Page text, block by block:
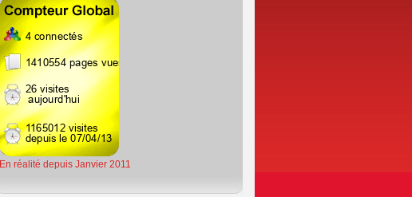
En réalité depuis Janvier 2011